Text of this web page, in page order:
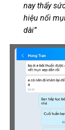
nay thấy
hiệu nổi
dài”